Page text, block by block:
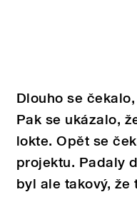
Dlouho se
Pak se ukázalo,
lokte. Opět se
projektu. Padaly
byl ale takový,